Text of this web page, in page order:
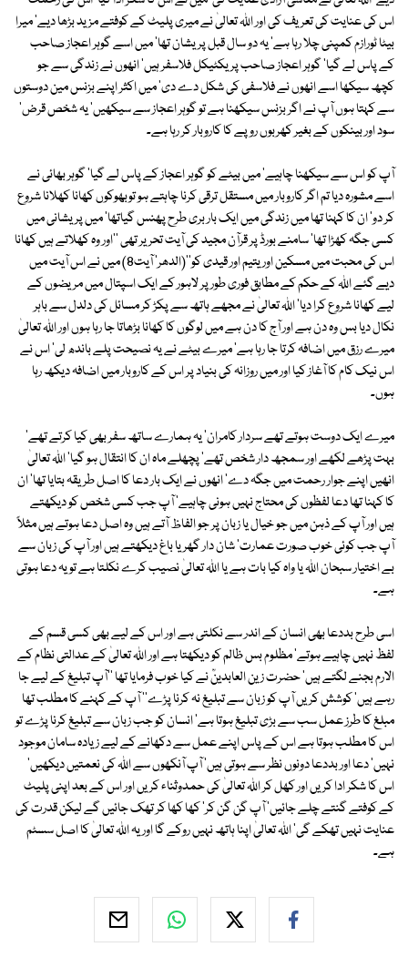
اس کی عنایت کی تعریف کی اور اﷲ تعالیٰ نے میری پلیٹ کے کوفتے مزید بڑھا دیے' میرا
بیٹا ٹورازم کمپنی چلا رہا ہے' یہ دو سال قبل پریشان تھا' میں اسے گوہر اعجاز صاحب
کے پاس لے گیا' گوہر اعجاز صاحب پریکٹیکل فلاسفر ہیں' انھوں نے زندگی سے جو
کچھ سیکھا اسے انھوں نے فلاسفی کی شکل دے دی' میں اکثر اپنے بزنس مین دوستوں
سے کہتا ہوں آپ نے اگر بزنس سیکھنا ہے تو گوہر اعجاز سے سیکھیں' یہ شخص قرض'
سود اور بینکوں کے بغیر کھربوں روپے کا کاروبار کر رہا ہے۔
آپ کو اس سے سیکھنا چاہیے' میں بیٹے کو گوہر اعجاز کے پاس لے گیا' گوہر بھائی نے
اسے مشورہ دیا تم اگر کاروبار میں مستقل ترقی کرنا چاہتے ہو توبھوکوں کھانا کھلانا شروع
کر دو' ان کا کہنا تھا میں زندگی میں ایک بار بری طرح پھنس گیاتھا' میں پریشانی میں
کسی جگہ کھڑا تھا' سامنے بورڈ پر قرآن مجید کی آیت تحریر تھی ''اور وہ کھلاتے ہیں کھانا
اس کی محبت میں مسکین اور یتیم اور قیدی کو''(الدھر' آیت8) میں نے اس آیت میں
دیے گئے اللہ کے حکم کے مطابق فوری طور پر لاہور کے ایک اسپتال میں مریضوں کے
لیے کھانا شروع کرا دیا' اﷲ تعالیٰ نے مجھے ہاتھ سے پکڑ کر مسائل کی دلدل سے باہر
نکال دیا بس وہ دن ہے اور آج کا دن ہے میں لوگوں کا کھانا بڑھاتا جا رہا ہوں اور اﷲ تعالیٰ
میرے رزق میں اضافہ کرتا جا رہا ہے' میرے بیٹے نے یہ نصیحت پلے باندھ لی' اس نے
اس نیک کام کا آغاز کیا اور میں روزانہ کی بنیاد پر اس کے کاروبار میں اضافہ دیکھ رہا
ہوں۔
میرے ایک دوست ہوتے تھے سردار کامران' یہ ہمارے ساتھ سفر بھی کیا کرتے تھے'
بہت پڑھے لکھے اور سمجھ دار شخص تھے' پچھلے ماہ ان کا انتقال ہو گیا' اﷲ تعالیٰ
انھیں اپنے جوار رحمت میں جگہ دے' انھوں نے ایک بار دعا کا اصل طریقہ بتایا تھا' ان
کا کہنا تھا دعا لفظوں کی محتاج نہیں ہونی چاہیے' آپ جب کسی شخص کو دیکھتے
ہیں اور آپ کے ذہن میں جو خیال یا زبان پر جو الفاظ آتے ہیں وہ اصل دعا ہوتے ہیں مثلاً
آپ جب کوئی خوب صورت عمارت' شان دار گھر یا باغ دیکھتے ہیں اور آپ کی زبان سے
بے اختیار سبحان اﷲ یا واہ کیا بات ہے یا اﷲ تعالیٰ نصیب کرے نکلتا ہے تو یہ دعا ہوتی
ہے۔
اسی طرح بددعا بھی انسان کے اندر سے نکلتی ہے اور اس کے لیے بھی کسی قسم کے
لفظ نہیں چاہیے ہوتے' مظلوم بس ظالم کو دیکھتا ہے اور اﷲ تعالیٰ کے عدالتی نظام کے
الارم بجنے لگتے ہیں' حضرت زین العابدینؒ نے کیا خوب فرمایا تھا ''آپ تبلیغ کے لیے جا
رہے ہیں' کوشش کریں آپ کو زبان سے تبلیغ نہ کرنا پڑے'' آپ کے کہنے کا مطلب تھا
مبلغ کا طرز عمل سب سے بڑی تبلیغ ہوتا ہے' انسان کو جب زبان سے تبلیغ کرنا پڑے تو
اس کا مطلب ہوتا ہے اس کے پاس اپنے عمل سے دکھانے کے لیے زیادہ سامان موجود
نہیں' دعا اور بددعا دونوں نظر سے ہوتی ہیں' آپ آنکھوں سے اﷲ کی نعمتیں دیکھیں'
اس کا شکر ادا کریں اور کھل کر اﷲ تعالیٰ کی حمدوثناء کریں اور اس کے بعد اپنی پلیٹ
کے کوفتے گنتے چلے جائیں' آپ گن گن کر' کھا کھا کر تھک جائیں گے لیکن قدرت کی
عنایت نہیں تھکے گی' اﷲ تعالیٰ اپنا ہاتھ نہیں روکے گا اور یہ اﷲ تعالیٰ کا اصل سسٹم
ہے۔